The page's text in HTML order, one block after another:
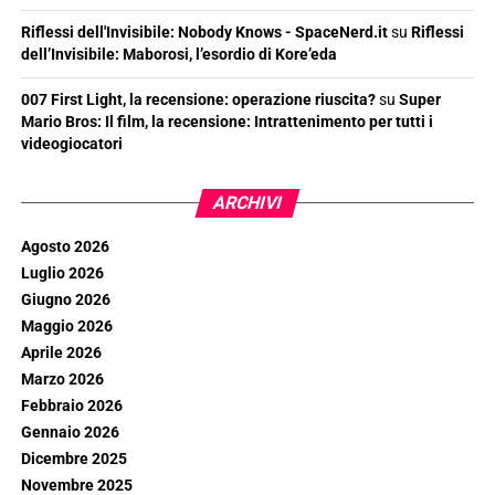
Riflessi dell'Invisibile: Nobody Knows - SpaceNerd.itsu Riflessi
dell’Invisibile: Maborosi, l’esordio di Kore’eda
007 First Light, la recensione: operazione riuscita?su Super
Mario Bros: Il film, la recensione: Intrattenimento per tutti i
videogiocatori
ARCHIVI
Agosto 2026
Luglio 2026
Giugno 2026
Maggio 2026
Aprile 2026
Marzo 2026
Febbraio 2026
Gennaio 2026
Dicembre 2025
Novembre 2025